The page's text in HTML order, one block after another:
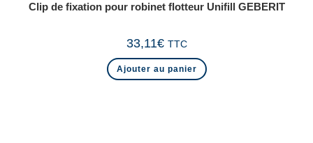
Clip de fixation pour robinet flotteur Unifill GEBERIT
33,11€ TTC
Ajouter au panier